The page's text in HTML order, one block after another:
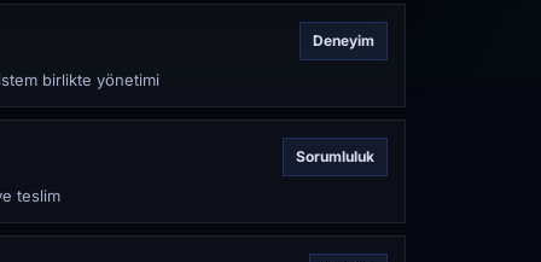
Deneyim
birlikte yönetimi
Sorumluluk
teslim